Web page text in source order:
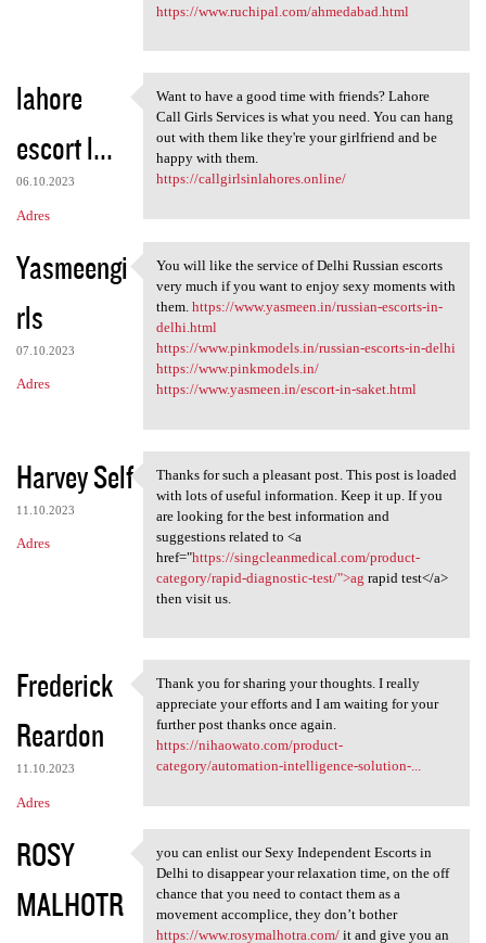
https://www.ruchipal.com/ahmedabad.html
lahore
escort l...
06.10.2023
Adres
Want to have a good time with
Want to have a good time with friends? Lahore
Call Girls Services is what you need. You can hang
out with them like they're your girlfriend and be
happy with them.
https://callgirlsinlahores.online/
Yasmeengi
rls
07.10.2023
Adres
You will like the service of
You will like the service of Delhi Russian escorts
very much if you want to enjoy sexy moments with
them. https://www.yasmeen.in/russian-escorts-in-
delhi.html
https://www.pinkmodels.in/russian-escorts-in-delhi
https://www.pinkmodels.in/
https://www.yasmeen.in/escort-in-saket.html
Harvey Self
11.10.2023
Adres
Thanks for such a pleasant
Thanks for such a pleasant post. This post is loaded
with lots of useful information. Keep it up. If you
are looking for the best information and
suggestions related to <a
href="https://singcleanmedical.com/product-
category/rapid-diagnostic-test/">ag rapid test</a>
then visit us.
Frederick
Reardon
11.10.2023
Adres
Thank you for sharing your
Thank you for sharing your thoughts. I really
appreciate your efforts and I am waiting for your
further post thanks once again.
https://nihaowato.com/product-
category/automation-intelligence-solution-...
ROSY
MALHOTR
you can enlist our Sexy
you can enlist our Sexy Independent Escorts in
Delhi to disappear your relaxation time, on the off
chance that you need to contact them as a
movement accomplice, they don’t bother
https://www.rosymalhotra.com/it and give you an